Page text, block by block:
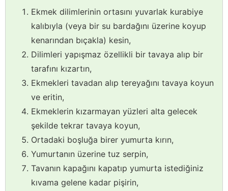
Ekmek dilimlerinin ortasını yuvarlak kurabiye
kalıbıyla (veya bir su bardağını üzerine koyup
kenarından bıçakla) kesin,
Dilimleri yapışmaz özellikli bir tavaya alıp bir
tarafını kızartın,
Ekmekleri tavadan alıp tereyağını tavaya koyun
ve eritin,
Ekmeklerin kızarmayan yüzleri alta gelecek
şekilde tekrar tavaya koyun,
Ortadaki boşluğa birer yumurta kırın,
Yumurtanın üzerine tuz serpin,
Tavanın kapağını kapatıp yumurta istediğiniz
kıvama gelene kadar pişirin,